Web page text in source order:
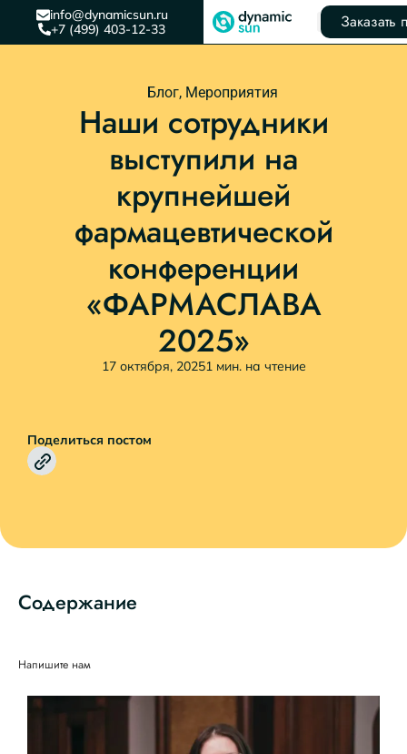
info@dynamicsun.ru
+7 (499) 403-12-33
Заказать
Блог, Мероприятия
Наши сотрудники
выступили на
крупнейшей
фармацевтической
конференции
«ФАРМАСЛАВА
2025»
17 октября, 20251 мин. на чтение
Поделиться постом
Содержание
Напишите нам